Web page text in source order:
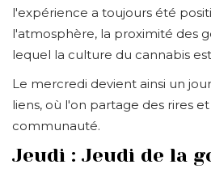
l'expérience a toujours été
l'atmosphère, la proximité des
lequel la culture du cannabis
Le mercredi devient ainsi un
liens, où l'on partage des rires
communauté.
Jeudi : Jeudi de la